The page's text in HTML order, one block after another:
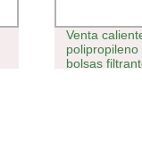
Venta
bolsas